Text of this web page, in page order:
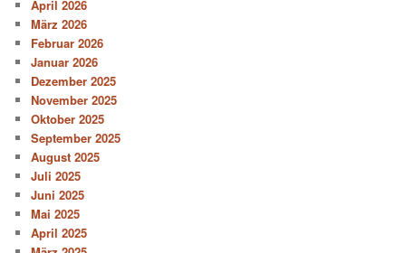
April 2026
März 2026
Februar 2026
Januar 2026
Dezember 2025
November 2025
Oktober 2025
September 2025
August 2025
Juli 2025
Juni 2025
Mai 2025
April 2025